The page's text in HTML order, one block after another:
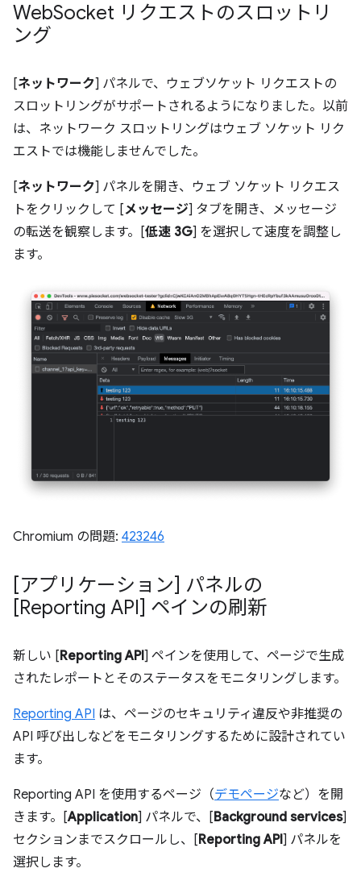
WebSocket リクエストのスロットリ
ング
[ネットワーク] パネルで、ウェブソケット リクエストの
スロットリングがサポートされるようになりました。以前
は、ネットワーク スロットリングはウェブ ソケット リク
エストでは機能しませんでした。
[ネットワーク] パネルを開き、ウェブ ソケット リクエス
トをクリックして [メッセージ] タブを開き、メッセージ
の転送を観察します。[低速 3G] を選択して速度を調整し
ます。
Chromium の問題: 423246
[アプリケーション] パネルの
[Reporting API] ペインの刷新
新しい [Reporting API] ペインを使用して、ページで生成
されたレポートとそのステータスをモニタリングします。
Reporting API は、ページのセキュリティ違反や非推奨の
API 呼び出しなどをモニタリングするために設計されてい
ます。
Reporting API を使用するページ（デモページなど）を開
きます。[Application] パネルで、[Background services]
セクションまでスクロールし、[Reporting API] パネルを
選択します。